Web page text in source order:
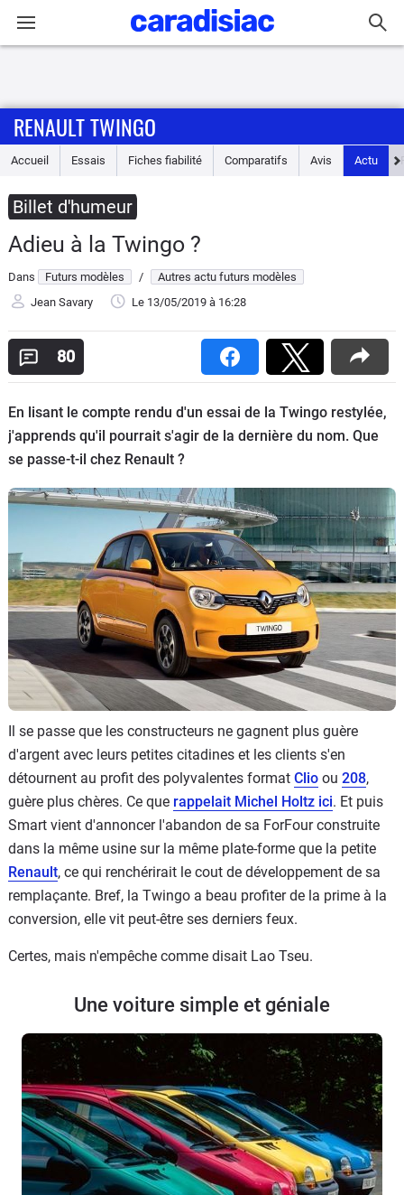
Accueil
Essais
Guide
d'achat
Electriques
Utilitaires
Auto
Services
Moto
Marques
RENAULT TWINGO
Accueil Essais Fiches fiabilité Comparatifs Avis Actu
Billet d'humeur
Adieu à la Twingo ?
Dans Futurs modèles /
Autres actu futurs modèles
Jean Savary
Le 13/05/2019 à 16:28
80
En lisant le compte rendu d'un essai de la Twingo restylée,
j'apprends qu'il pourrait s'agir de la dernière du nom. Que
se passe-t-il chez Renault ?
Il se passe que les constructeurs ne gagnent plus guère
d'argent avec leurs petites citadines et les clients s'en
détournent au profit des polyvalentes format Clio ou 208,
guère plus chères. Ce que rappelait Michel Holtz ici. Et puis
Smart vient d'annoncer l'abandon de sa ForFour construite
dans la même usine sur la même plate-forme que la petite
Renault, ce qui renchérirait le cout de développement de sa
remplaçante. Bref, la Twingo a beau profiter de la prime à la
conversion, elle vit peut-être ses derniers feux.
Certes, mais n'empêche comme disait Lao Tseu.
Une voiture simple et géniale